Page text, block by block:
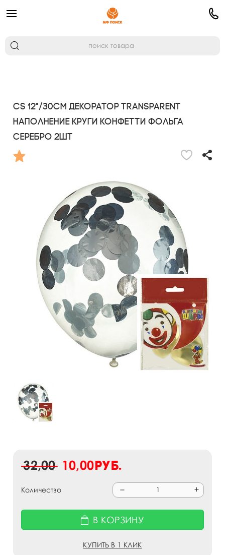
CS 12"/30см Декоратор TRANSPARENT
наполнение круги конфетти фольга
серебро 2шт
32,00 10,00руб.
Количество
В КОРЗИНУ
КУПИТЬ В 1 КЛИК